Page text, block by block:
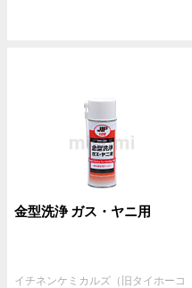
金型洗浄 ガス・ヤニ用
イチネンケミカルズ（旧タイホーコ